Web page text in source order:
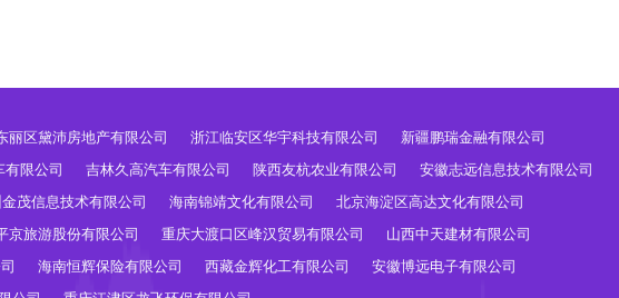
丽区黛沛房地产有限公司 浙江临安区华宇科技有限公司
新疆鹏瑞金融有限公司
限公司 吉林久高汽车有限公司 陕西友杭农业有限公司
安徽志远信息技术有限公司
茂信息技术有限公司 海南锦靖文化有限公司
北京海淀区高达文化有限公司
京旅游股份有限公司 重庆大渡口区峰汉贸易有限公司
山西中天建材有限公司
海南恒辉保险有限公司 西藏金辉化工有限公司
安徽博远电子有限公司